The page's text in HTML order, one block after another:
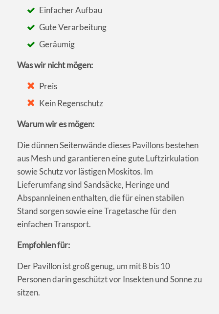
Einfacher Aufbau
Gute Verarbeitung
Geräumig
Was wir nicht mögen:
Preis
Kein Regenschutz
Warum wir es mögen:
Die dünnen Seitenwände dieses Pavillons bestehen
aus Mesh und garantieren eine gute Luftzirkulation
sowie Schutz vor lästigen Moskitos. Im
Lieferumfang sind Sandsäcke, Heringe und
Abspannleinen enthalten, die für einen stabilen
Stand sorgen sowie eine Tragetasche für den
einfachen Transport.
Empfohlen für:
Der Pavillon ist groß genug, um mit 8 bis 10
Personen darin geschützt vor Insekten und Sonne zu
sitzen.